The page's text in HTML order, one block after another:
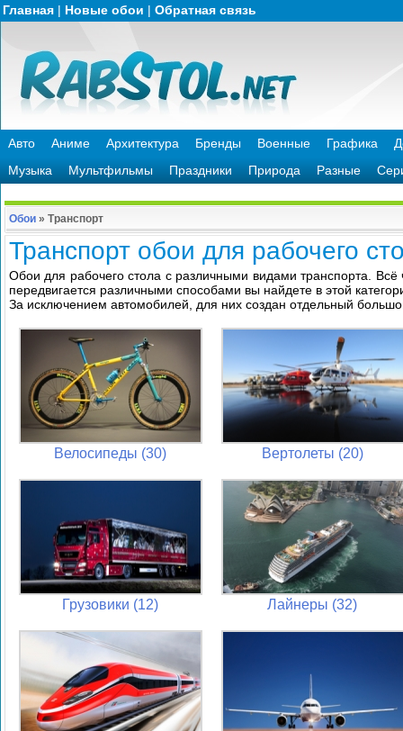
Главная | Новые обои | Обратная связь
Авто Аниме Архитектура Бренды Военные Графика
Музыка
Мультфильмы Праздники Природа Разные
Обои » Транспорт
Транспорт обои для рабочего
Обои для рабочего стола с различными видами транспорта. Всё
передвигается различными способами вы найдете в этой
За исключением автомобилей, для них создан отдельный
Велосипеды (30) Вертолеты (20)
Грузовики (12) Лайнеры (32)